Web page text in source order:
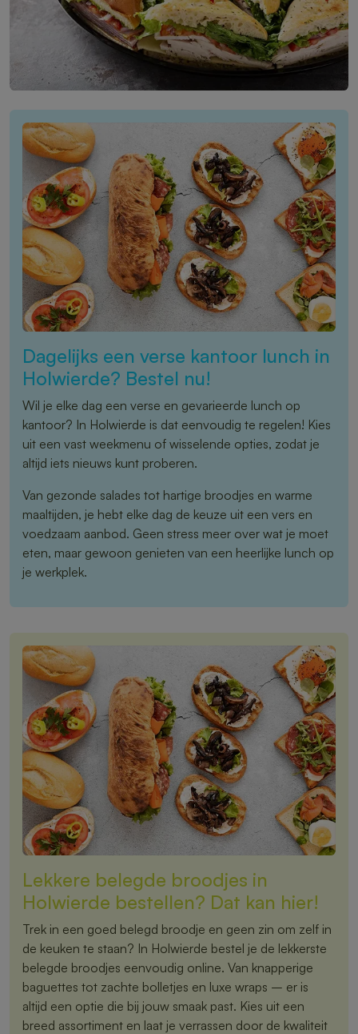
Dagelijks een verse kantoor lunch in
Holwierde? Bestel nu!
Wil je elke dag een verse en gevarieerde lunch op
kantoor? In Holwierde is dat eenvoudig te regelen! Kies
uit een vast weekmenu of wisselende opties, zodat je
altijd iets nieuws kunt proberen.
Van gezonde salades tot hartige broodjes en warme
maaltijden, je hebt elke dag de keuze uit een vers en
voedzaam aanbod. Geen stress meer over wat je moet
eten, maar gewoon genieten van een heerlijke lunch op
je werkplek.
Lekkere belegde broodjes in
Holwierde bestellen? Dat kan hier!
Trek in een goed belegd broodje en geen zin om zelf in
de keuken te staan? In Holwierde bestel je de lekkerste
belegde broodjes eenvoudig online. Van knapperige
baguettes tot zachte bolletjes en luxe wraps – er is
altijd een optie die bij jouw smaak past. Kies uit een
breed assortiment en laat je verrassen door de kwaliteit